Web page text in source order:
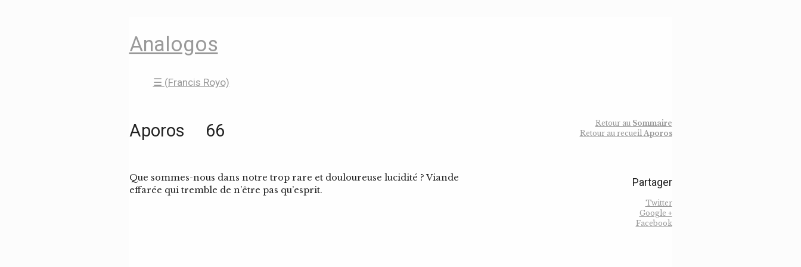
Analogos
☰ (Francis Royo)
Aporos 66
Que sommes-nous dans notre trop rare et douloureuse lucidité ? Viande
effarée qui tremble de n’être pas qu’esprit.
Retour au Sommaire
Retour au recueil Aporos
Partager
Twitter
Google +
Facebook